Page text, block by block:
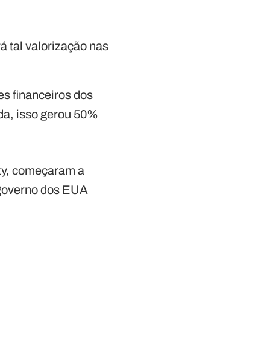
tal valorização nas
financeiros dos
isso gerou 50%
começaram a
dos EUA